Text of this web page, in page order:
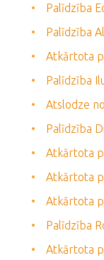
Palīdzība
Palīdzība
Atkārtota
Palīdzība
Atslodze
Palīdzība
Atkārtota
Atkārtota
Atkārtota
Palīdzība
Atkārtota